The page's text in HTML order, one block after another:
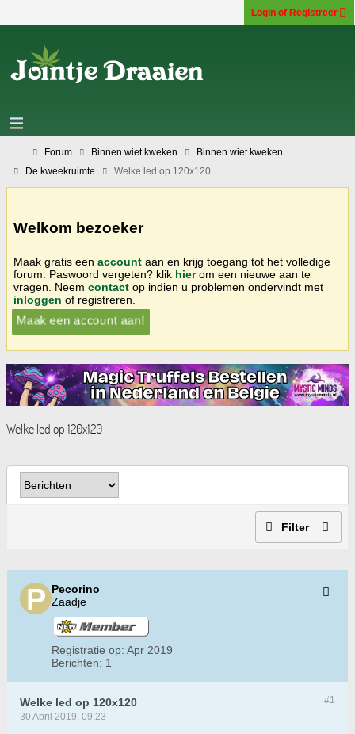
Login of Registreer
Forum Binnen wiet kweken
Binnen wiet kweken
De kweekruimte
Welke led op 120x120
Welkom bezoeker
Maak gratis een account aan en krijg toegang tot het volledige
forum. Paswoord vergeten? klik hierom een nieuwe aan te
vragen. Neem contact op indien u problemen ondervindt met
inloggen of registreren.
Maak een account aan!
Welke led op 120x120
Filter
Pecorino
Zaadje
Registratie op: Apr 2019
Berichten: 1
#1
Welke led op 120x120
30 April 2019, 09:23